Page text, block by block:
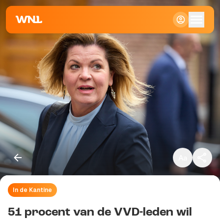
In de Kantine
51 procent van de VVD-leden wil